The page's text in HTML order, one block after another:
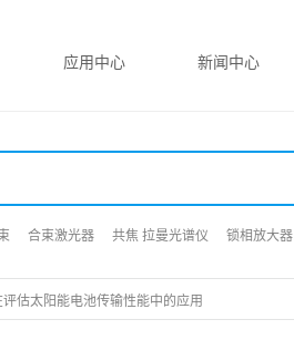
应用中心 新闻中心
合束激光器 共焦 拉曼光谱仪 锁相放大器
合束激光器 共焦 拉曼光谱仪 锁相放大器
合束激光器 共焦 拉曼光谱仪 锁相放大器
估太阳能电池传输性能中的应用